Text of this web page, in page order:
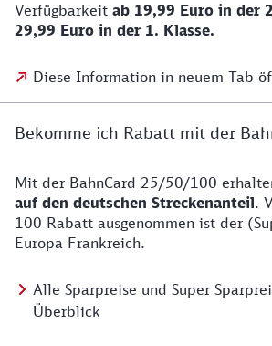
Verfügbarkeit ab 19,99 Euro in der
29,99 Euro in der 1. Klasse.
Diese Information in neuem Tab
Bekomme ich Rabatt mit der
Mit der BahnCard 25/50/100
auf den deutschen Streckenanteil.
100 Rabatt ausgenommen ist der
Europa Frankreich.
Alle Sparpreise und Super
Überblick